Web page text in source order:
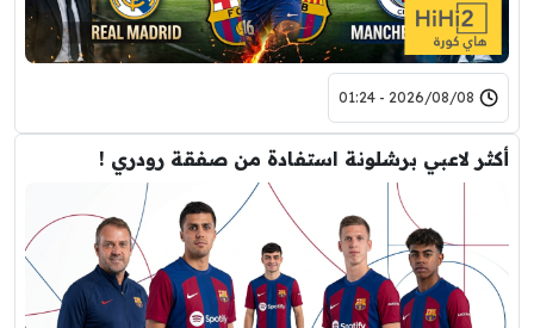
2026/08/08 - 01:24
أكثر لاعبي برشلونة استفادة من صفقة رودري !